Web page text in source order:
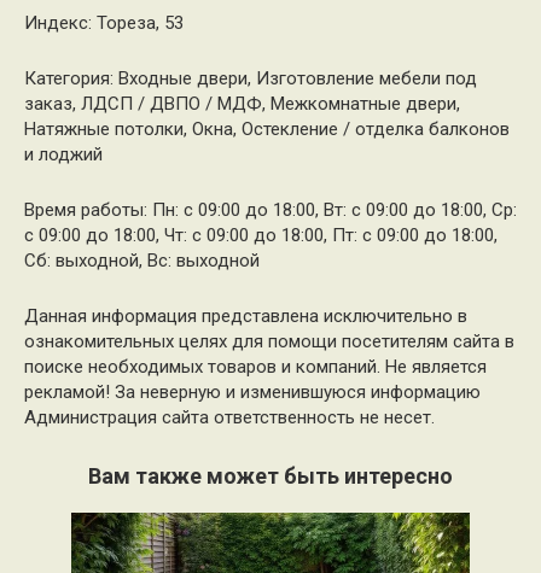
Индекс: Тореза, 53
Категория: Входные двери, Изготовление мебели под
заказ, ЛДСП / ДВПО / МДФ, Межкомнатные двери,
Натяжные потолки, Окна, Остекление / отделка балконов
и лоджий
Время работы: Пн: с 09:00 до 18:00, Вт: с 09:00 до 18:00, Ср:
с 09:00 до 18:00, Чт: с 09:00 до 18:00, Пт: с 09:00 до 18:00,
Сб: выходной, Вс: выходной
Данная информация представлена исключительно в
ознакомительных целях для помощи посетителям сайта в
поиске необходимых товаров и компаний. Не является
рекламой! За неверную и изменившуюся информацию
Администрация сайта ответственность не несет.
Вам также может быть интересно